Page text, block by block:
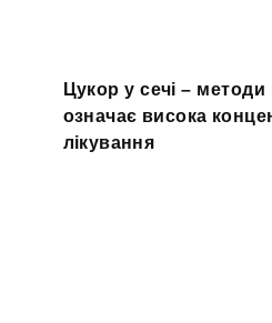
Цукор у сечі –
означає висока
лікування